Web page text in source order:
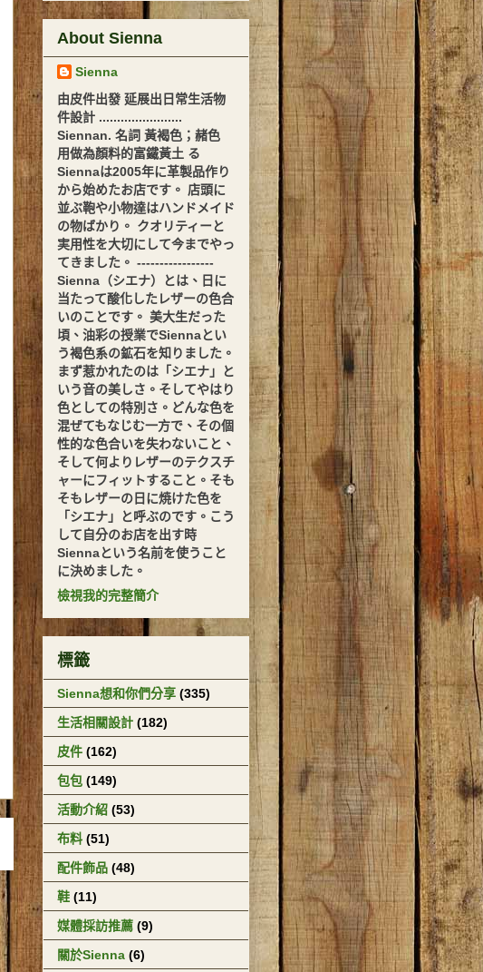
About Sienna
Sienna
由皮件出發 延展出日常生活物
件設計 .......................
Siennan. 名詞 黃褐色；赭色
用做為顏料的富鐵黃土 る
Siennaは2005年に革製品作り
から始めたお店です。 店頭に
並ぶ鞄や小物達はハンドメイド
の物ばかり。 クオリティーと
実用性を大切にして今までやっ
てきました。 -----------------
Sienna（シエナ）とは、日に
当たって酸化したレザーの色合
いのことです。 美大生だった
頃、油彩の授業でSiennaとい
う褐色系の鉱石を知りました。
まず惹かれたのは「シエナ」と
いう音の美しさ。そしてやはり
色としての特別さ。どんな色を
混ぜてもなじむ一方で、その個
性的な色合いを失わないこと、
そして何よりレザーのテクスチ
ャーにフィットすること。そも
そもレザーの日に焼けた色を
「シエナ」と呼ぶのです。こう
して自分のお店を出す時
Siennaという名前を使うこと
に決めました。
檢視我的完整簡介
標籤
Sienna想和你們分享 (335)
生活相關設計 (182)
皮件 (162)
包包 (149)
活動介紹 (53)
布料 (51)
配件飾品 (48)
鞋 (11)
媒體採訪推薦 (9)
關於Sienna (6)